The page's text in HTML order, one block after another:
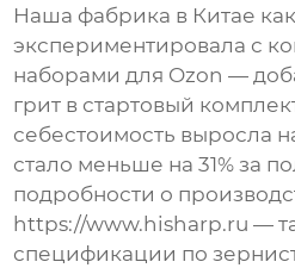
Наша фабрика в Китае
экспериментировала с
наборами для Ozon —
грит в стартовый
себестоимость выросла
стало меньше на 31% за
подробности о
https://www.hisharp.ru —
спецификации по